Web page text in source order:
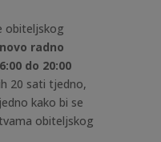
obiteljskog
novo radno
do 20:00
20 sati tjedno,
kako bi se
obiteljskog